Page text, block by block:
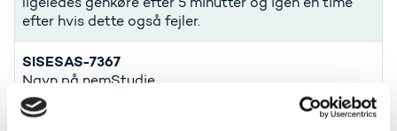
efter hvis dette også fejler.
SISESAS-7367
Navn på nemStudie
Løsning: